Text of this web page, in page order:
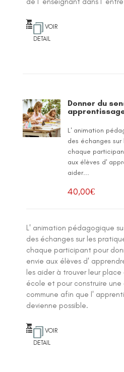
VOIR
DETAIL
Donner du
L' animation
des échanges
chaque
aux élèves d'
aider...
40,00€
L' animation pédagogique
des échanges sur les
chaque participant pour
envie aux élèves d'
les aider à trouver leur place
école et pour construire une
commune afin que l'
devienne possible.
VOIR
DETAIL